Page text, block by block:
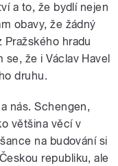
a to, že bydlí nejen
obavy, že žádný
Pražského hradu
že i Václav Havel
druhu.
nás. Schengen,
většina věcí v
na budování si
republiku, ale